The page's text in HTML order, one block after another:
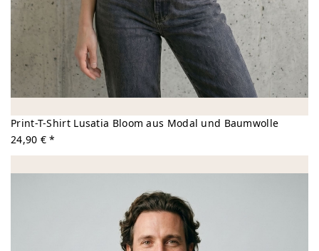
Print-T-Shirt Lusatia Bloom aus Modal und Baumwolle
24,90 € *